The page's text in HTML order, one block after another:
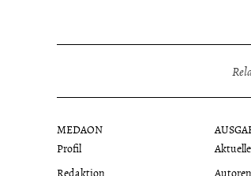
MEDAON
Profil
Redaktion
Autoren